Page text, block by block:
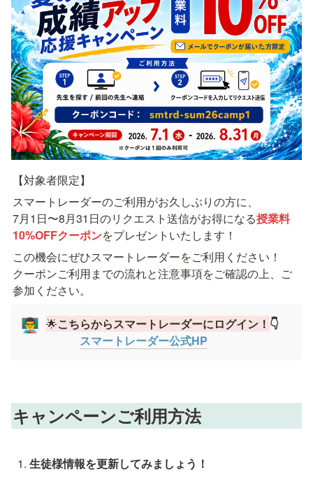
【対象者限定】
スマートレーダーのご利用がお久しぶりの方に、
7月1日〜8月31日のリクエスト送信がお得になる授業料
10%OFFクーポンをプレゼントいたします！
この機会にぜひスマートレーダーをご利用ください！
クーポンご利用までの流れと注意事項をご確認の上、ご
参加ください。
👨‍🏫 🌟こちらからスマートレーダーにログイン！ 👇
スマートレーダー公式HP
キャンペーンご利用方法
生徒様情報を更新してみましょう！